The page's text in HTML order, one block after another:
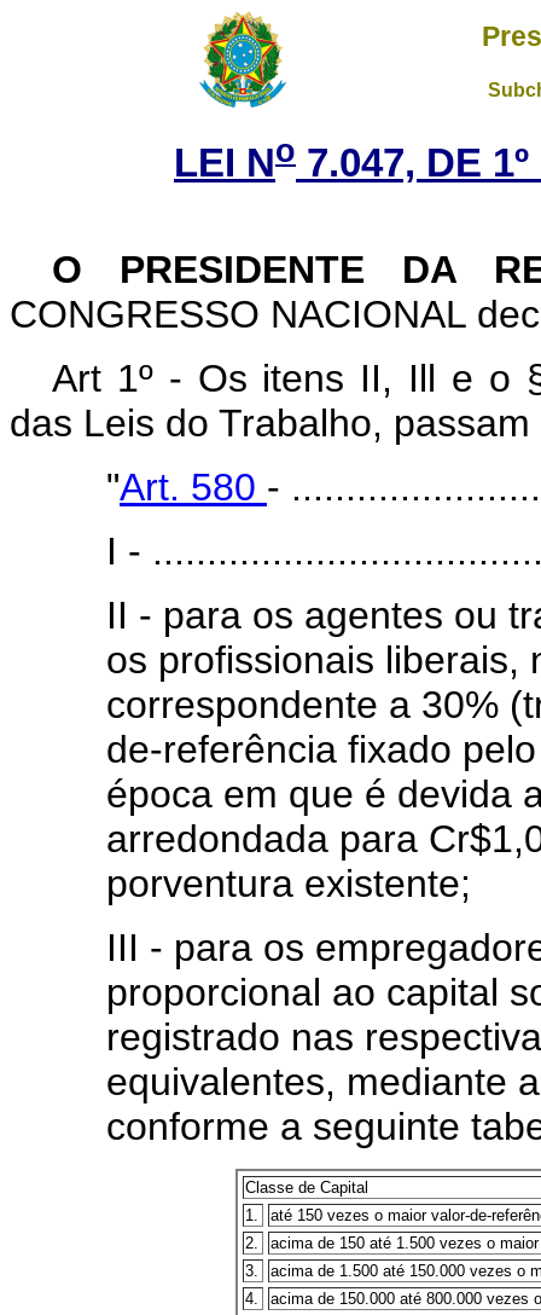
LEI No 7.047, DE
O PRESIDENTE DA
CONGRESSO NACIONAL
Art 1º - Os itens II, Ill e o
das Leis do Trabalho,
"Art. 580 -
I -
II - para os agentes ou
os profissionais liberais,
correspondente a 30%
de-referência fixado
época em que é devida
arredondada para
porventura existente;
III - para os
proporcional ao capital
registrado nas
equivalentes, mediante
conforme a seguinte
Classe de Capital
1.
até 150 vezes o maior valor-de-
2.
acima de 150 até 1.500 vezes o
3.
acima de 1.500 até 150.000 vezes o
4.
acima de 150.000 até 800.000 vezes